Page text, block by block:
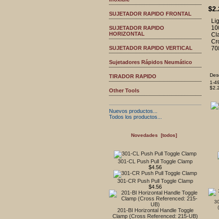
SUJETADOR RAPIDO FRONTAL
SUJETADOR RAPIDO
HORIZONTAL
SUJETADOR RAPIDO VERTICAL
Sujetadores Rápidos Neumático
TIRADOR RAPIDO
Other Tools
Nuevos productos...
Todos los productos...
Novedades [todos]
301-CL Push Pull Toggle Clamp
$4.56
301-CR Push Pull Toggle Clamp
$4.56
201-BI Horizontal Handle Toggle
Clamp (Cross Referenced: 215-UB)
1-49